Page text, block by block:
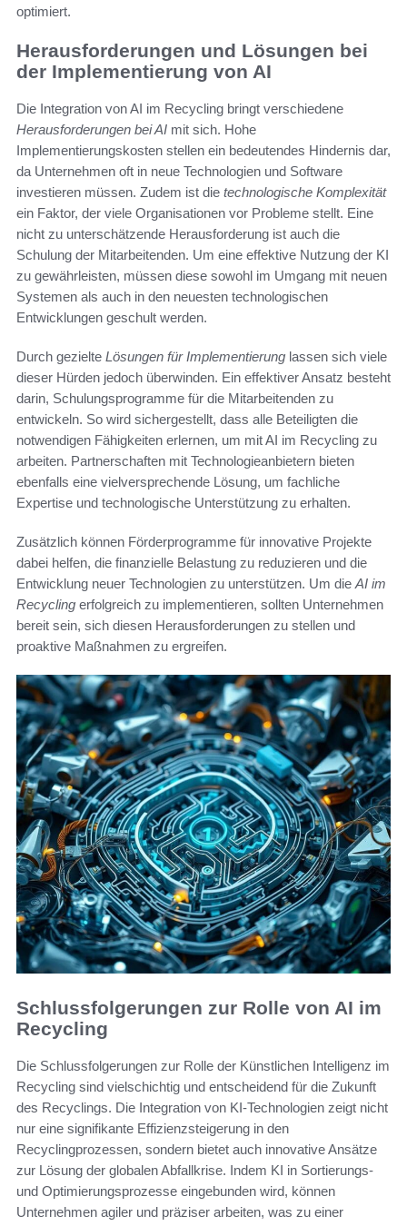
optimiert.
Herausforderungen und Lösungen bei
der Implementierung von AI
Die Integration von AI im Recycling bringt verschiedene
Herausforderungen bei AI mit sich. Hohe
Implementierungskosten stellen ein bedeutendes Hindernis dar,
da Unternehmen oft in neue Technologien und Software
investieren müssen. Zudem ist die technologische Komplexität
ein Faktor, der viele Organisationen vor Probleme stellt. Eine
nicht zu unterschätzende Herausforderung ist auch die
Schulung der Mitarbeitenden. Um eine effektive Nutzung der KI
zu gewährleisten, müssen diese sowohl im Umgang mit neuen
Systemen als auch in den neuesten technologischen
Entwicklungen geschult werden.
Durch gezielte Lösungen für Implementierung lassen sich viele
dieser Hürden jedoch überwinden. Ein effektiver Ansatz besteht
darin, Schulungsprogramme für die Mitarbeitenden zu
entwickeln. So wird sichergestellt, dass alle Beteiligten die
notwendigen Fähigkeiten erlernen, um mit AI im Recycling zu
arbeiten. Partnerschaften mit Technologieanbietern bieten
ebenfalls eine vielversprechende Lösung, um fachliche
Expertise und technologische Unterstützung zu erhalten.
Zusätzlich können Förderprogramme für innovative Projekte
dabei helfen, die finanzielle Belastung zu reduzieren und die
Entwicklung neuer Technologien zu unterstützen. Um die AI im
Recycling erfolgreich zu implementieren, sollten Unternehmen
bereit sein, sich diesen Herausforderungen zu stellen und
proaktive Maßnahmen zu ergreifen.
Schlussfolgerungen zur Rolle von AI im
Recycling
Die Schlussfolgerungen zur Rolle der Künstlichen Intelligenz im
Recycling sind vielschichtig und entscheidend für die Zukunft
des Recyclings. Die Integration von KI-Technologien zeigt nicht
nur eine signifikante Effizienzsteigerung in den
Recyclingprozessen, sondern bietet auch innovative Ansätze
zur Lösung der globalen Abfallkrise. Indem KI in Sortierungs-
und Optimierungsprozesse eingebunden wird, können
Unternehmen agiler und präziser arbeiten, was zu einer